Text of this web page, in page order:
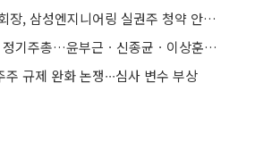
이재용 삼성전자 부회장, 삼성엔지니어링 실권주 청약 안한다
삼성전자 내달 11일 정기주총…윤부근ㆍ신종균ㆍ이상훈 사내이사 재선임
규제 완화 논쟁∙∙∙심사 변수 부상